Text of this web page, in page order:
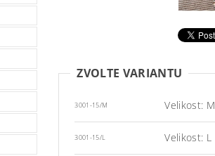
ZVOLTE VARIANTU
3001-15/M Velikost: M
3001-15/L Velikost: L